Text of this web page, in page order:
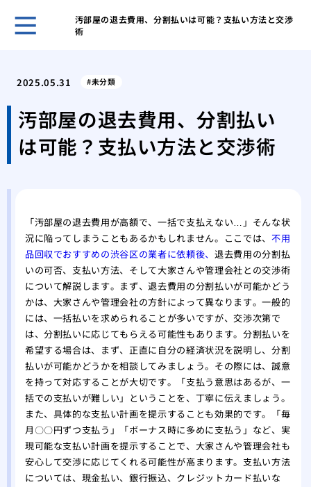
汚部屋の退去費用、分割払いは可能？支払い方法と交渉
術
ア
鳩
践
2025.05.31 未分類
汚部屋の退去費用、分割払い
は可能？支払い方法と交渉術
「汚部屋の退去費用が高額で、一括で支払えない…」そんな状
況に陥ってしまうこともあるかもしれません。ここでは、 不用
品回収でおすすめの渋谷区の業者に依頼後、退去費用の分割払
いの可否、支払い方法、そして大家さんや管理会社との交渉術
について解説します。まず、退去費用の分割払いが可能かどう
かは、大家さんや管理会社の方針によって異なります。一般的
には、一括払いを求められることが多いですが、交渉次第で
は、分割払いに応じてもらえる可能性もあります。分割払いを
希望する場合は、まず、正直に自分の経済状況を説明し、分割
払いが可能かどうかを相談してみましょう。その際には、誠意
を持って対応することが大切です。「支払う意思はあるが、一
括での支払いが難しい」ということを、丁寧に伝えましょう。
また、具体的な支払い計画を提示することも効果的です。「毎
月〇〇円ずつ支払う」「ボーナス時に多めに支払う」など、実
現可能な支払い計画を提示することで、大家さんや管理会社も
安心して交渉に応じてくれる可能性が高まります。支払い方法
については、現金払い、銀行振込、クレジットカード払いな